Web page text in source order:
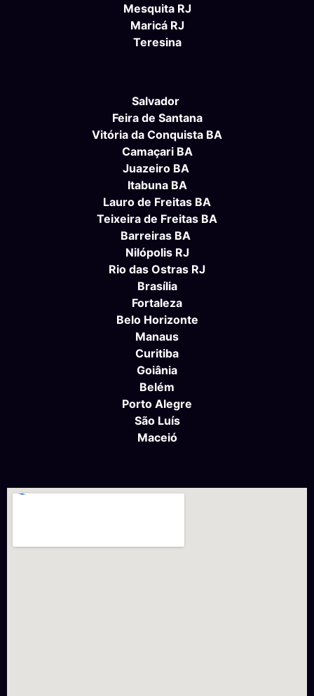
Mesquita RJ
Maricá RJ
Teresina
Salvador
Feira de Santana
Vitória da Conquista BA
Camaçari BA
Juazeiro BA
Itabuna BA
Lauro de Freitas BA
Teixeira de Freitas BA
Barreiras BA
Nilópolis RJ
Rio das Ostras RJ
Brasília
Fortaleza
Belo Horizonte
Manaus
Curitiba
Goiânia
Belém
Porto Alegre
São Luís
Maceió